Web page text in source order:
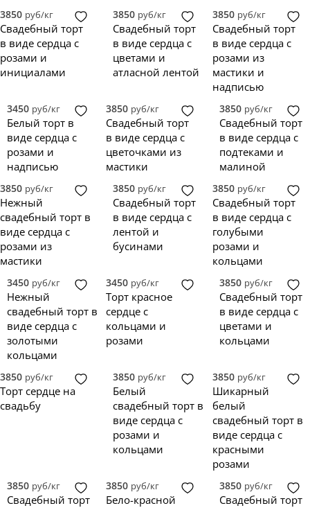
3850 руб/кг
Свадебный торт
в виде сердца с
розами и
инициалами
3850 руб/кг
Свадебный торт
в виде сердца с
цветами и
атласной лентой
3850 руб/кг
Свадебный торт
в виде сердца с
розами из
мастики и
надписью
3450 руб/кг
Белый торт в
виде сердца с
розами и
надписью
3850 руб/кг
Свадебный торт
в виде сердца с
цветочками из
мастики
3850 руб/кг
Свадебный торт
в виде сердца с
подтеками и
малиной
3850 руб/кг
Нежный
свадебный торт в
виде сердца с
розами из
мастики
3850 руб/кг
Свадебный торт
в виде сердца с
лентой и
бусинами
3850 руб/кг
Свадебный торт
в виде сердца с
голубыми
розами и
кольцами
3450 руб/кг
Нежный
свадебный торт в
виде сердца с
золотыми
кольцами
3450 руб/кг
Торт красное
сердце с
кольцами и
розами
3850 руб/кг
Свадебный торт
в виде сердца с
цветами и
кольцами
3850 руб/кг
Торт сердце на
свадьбу
3850 руб/кг
Белый
свадебный торт в
виде сердца с
розами и
кольцами
3850 руб/кг
Шикарный
белый
свадебный торт в
виде сердца с
красными
розами
3850 руб/кг
Свадебный торт
3850 руб/кг
Бело-красной
3850 руб/кг
Свадебный торт